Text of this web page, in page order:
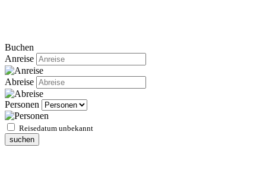
Buchen
Anreise
Abreise
Personen
Reisedatum unbekannt
suchen